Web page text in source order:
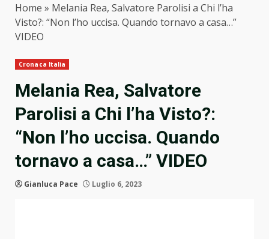
Home » Melania Rea, Salvatore Parolisi a Chi l’ha
Visto?: “Non l’ho uccisa. Quando tornavo a casa…”
VIDEO
Cronaca Italia
Melania Rea, Salvatore
Parolisi a Chi l’ha Visto?:
“Non l’ho uccisa. Quando
tornavo a casa…” VIDEO
Gianluca Pace Luglio 6, 2023